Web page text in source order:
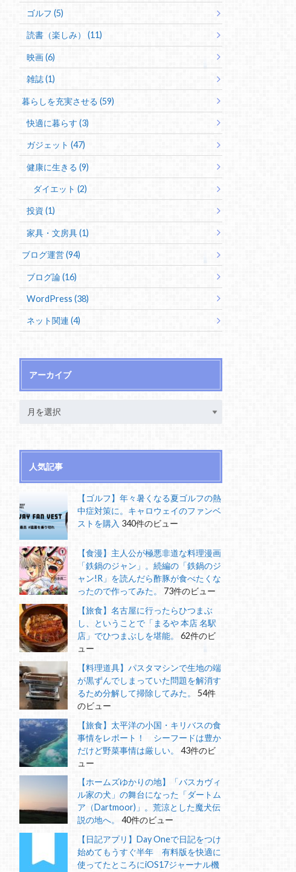
ゴルフ (5)
読書（楽しみ） (11)
映画 (6)
雑誌 (1)
暮らしを充実させる (59)
快適に暮らす (3)
ガジェット (47)
健康に生きる (9)
ダイエット (2)
投資 (1)
家具・文房具 (1)
ブログ運営 (94)
ブログ論 (16)
WordPress (38)
ネット関連 (4)
アーカイブ
人気記事
【ゴルフ】年々暑くなる夏ゴルフの熱
中症対策に。キャロウェイのファンベ
ストを購入 340件のビュー
【食漫】主人公が極悪非道な料理漫画
「鉄鍋のジャン」。続編の「鉄鍋のジ
ャン!R」を読んだら酢豚が食べたくな
ったので作ってみた。
73件のビュー
【旅食】名古屋に行ったらひつまぶ
し、ということで「まるや 本店 名駅
店」でひつまぶしを堪能。
62件のビ
ュー
【料理道具】パスタマシンで生地の端
が黒ずんでしまっていた問題を解消す
るため分解して掃除してみた。
54件
のビュー
【旅食】太平洋の小国・キリバスの食
事情をレポート！ シーフードは豊か
だけど野菜事情は厳しい。
43件のビ
ュー
【ホームズゆかりの地】「バスカヴィ
ル家の犬」の舞台になった「ダートム
ア（Dartmoor)」。荒涼とした魔犬伝
説の地へ。
40件のビュー
【日記アプリ】Day Oneで日記をつけ
始めてもうすぐ半年 有料版を快適に
使ってたところにiOS17ジャーナル機